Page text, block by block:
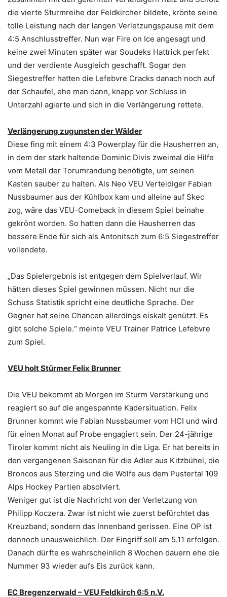
die vierte Sturmreihe der Feldkircher bildete, krönte seine
tolle Leistung nach der langen Verletzungspause mit dem
4:5 Anschlusstreffer. Nun war Fire on Ice angesagt und
keine zwei Minuten später war Soudeks Hattrick perfekt
und der verdiente Ausgleich geschafft. Sogar den
Siegestreffer hatten die Lefebvre Cracks danach noch auf
der Schaufel, ehe man dann, knapp vor Schluss in
Unterzahl agierte und sich in die Verlängerung rettete.
Verlängerung zugunsten der Wälder
Diese fing mit einem 4:3 Powerplay für die Hausherren an,
in dem der stark haltende Dominic Divis zweimal die Hilfe
vom Metall der Torumrandung benötigte, um seinen
Kasten sauber zu halten. Als Neo VEU Verteidiger Fabian
Nussbaumer aus der Kühlbox kam und alleine auf Skec
zog, wäre das VEU-Comeback in diesem Spiel beinahe
gekrönt worden. So hatten dann die Hausherren das
bessere Ende für sich als Antonitsch zum 6:5 Siegestreffer
vollendete.
„Das Spielergebnis ist entgegen dem Spielverlauf. Wir
hätten dieses Spiel gewinnen müssen. Nicht nur die
Schuss Statistik spricht eine deutliche Sprache. Der
Gegner hat seine Chancen allerdings eiskalt genützt. Es
gibt solche Spiele.“ meinte VEU Trainer Patrice Lefebvre
zum Spiel.
VEU holt Stürmer Felix Brunner
Die VEU bekommt ab Morgen im Sturm Verstärkung und
reagiert so auf die angespannte Kadersituation. Felix
Brunner kommt wie Fabian Nussbaumer vom HCI und wird
für einen Monat auf Probe engagiert sein. Der 24-jährige
Tiroler kommt nicht als Neuling in die Liga. Er hat bereits in
den vergangenen Saisonen für die Adler aus Kitzbühel, die
Broncos aus Sterzing und die Wölfe aus dem Pustertal 109
Alps Hockey Partien absolviert.
Weniger gut ist die Nachricht von der Verletzung von
Philipp Koczera. Zwar ist nicht wie zuerst befürchtet das
Kreuzband, sondern das Innenband gerissen. Eine OP ist
dennoch unausweichlich. Der Eingriff soll am 5.11 erfolgen.
Danach dürfte es wahrscheinlich 8 Wochen dauern ehe die
Nummer 93 wieder aufs Eis zurück kann.
EC Bregenzerwald – VEU Feldkirch 6:5 n.V.